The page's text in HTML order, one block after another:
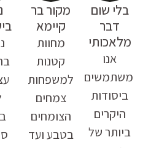
מקור בר
קיימא
מחוות
קטנות
למשפחות
צמחים
הצומחים
בטבע ועד
בלי שום
דבר
מלאכותי
אנו
משתמשים
ביסודות
היקרים
ביותר של